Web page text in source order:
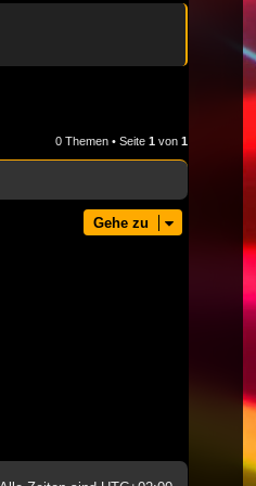
0 Themen • Seite 1 von 1
Gehe zu